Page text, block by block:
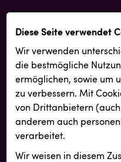
Diese Seite verwendet
Wir verwenden
die best­mögliche
ermöglichen, sowie um
zu verbessern. Mit
von Drittanbietern
anderem auch
verarbeitet.
Wir weisen in diesem